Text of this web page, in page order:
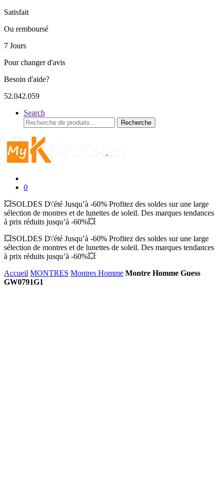
Satisfait
Ou remboursé
7 Jours
Pour changer d'avis
Besoin d'aide?
52.042.059
Search
Recherche
pour :
Recherche
0
💥SOLDES D\'été Jusqu’à -60% Profitez des soldes sur une large
sélection de montres et de lunettes de soleil. Des marques tendances
à prix réduits jusqu’à -60%💥
💥SOLDES D\'été Jusqu’à -60% Profitez des soldes sur une large
sélection de montres et de lunettes de soleil. Des marques tendances
à prix réduits jusqu’à -60%💥
Accueil MONTRES Montres Homme Montre Homme Guess
GW0791G1